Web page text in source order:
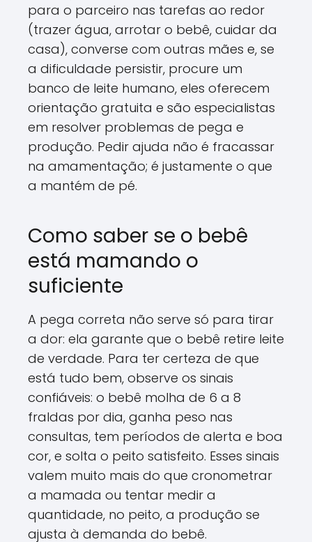
para o parceiro nas tarefas ao redor
(trazer água, arrotar o bebê, cuidar da
casa), converse com outras mães e, se
a dificuldade persistir, procure um
banco de leite humano, eles oferecem
orientação gratuita e são especialistas
em resolver problemas de pega e
produção. Pedir ajuda não é fracassar
na amamentação; é justamente o que
a mantém de pé.
Como saber se o bebê
está mamando o
suficiente
A pega correta não serve só para tirar
a dor: ela garante que o bebê retire leite
de verdade. Para ter certeza de que
está tudo bem, observe os sinais
confiáveis: o bebê molha de 6 a 8
fraldas por dia, ganha peso nas
consultas, tem períodos de alerta e boa
cor, e solta o peito satisfeito. Esses sinais
valem muito mais do que cronometrar
a mamada ou tentar medir a
quantidade, no peito, a produção se
ajusta à demanda do bebê.